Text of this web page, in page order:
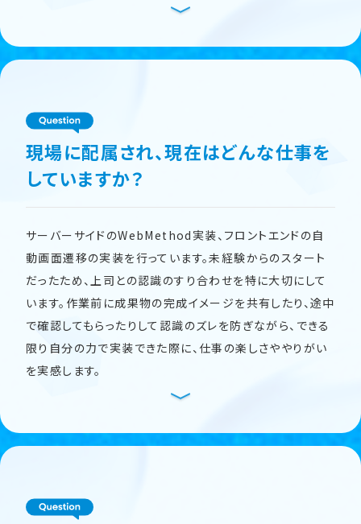
現場に配属され、現在はどんな仕事を
していますか？
サーバーサイドのWebMethod実装、フロントエンドの自
動画面遷移の実装を行っています。未経験からのスタート
だったため、上司との認識のすり合わせを特に大切にして
います。作業前に成果物の完成イメージを共有したり、途中
で確認してもらったりして認識のズレを防ぎながら、できる
限り自分の力で実装できた際に、仕事の楽しさややりがい
を実感します。